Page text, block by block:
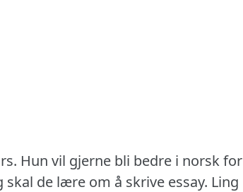
Hun vil gjerne bli bedre i norsk for
skal de lære om å skrive essay. Ling